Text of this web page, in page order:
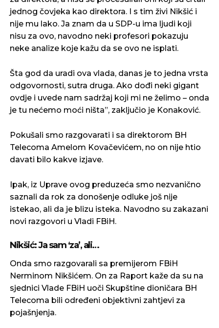
jednog čovjeka kao direktora. I s tim živi Nikšić i
nije mu lako. Ja znam da u SDP-u ima ljudi koji
nisu za ovo, navodno neki profesori pokazuju
neke analize koje kažu da se ovo ne isplati.
Šta god da uradi ova vlada, danas je to jedna vrsta
odgovornosti, sutra druga. Ako dođi neki gigant
ovdje i uvede nam sadržaj koji mi ne želimo – onda
je tu nećemo moći ništa”, zaključio je Konaković.
Pokušali smo razgovarati i sa direktorom BH
Telecoma Amelom Kovačevićem, no on nije htio
davati bilo kakve izjave.
Ipak, iz Uprave ovog preduzeća smo nezvanično
saznali da rok za donošenje odluke još nije
istekao, ali da je blizu isteka. Navodno su zakazani
novi razgovori u Vladi FBiH.
Nikšić: Ja sam ‘za’, ali…
Onda smo razgovarali sa premijerom FBiH
Nerminom Nikšićem. On za Raport kaže da su na
sjednici Vlade FBiH uoči Skupštine dioničara BH
Telecoma bili određeni objektivni zahtjevi za
pojašnjenja.